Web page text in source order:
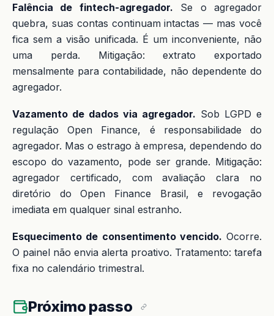
Falência de fintech-agregador. Se o agregador
quebra, suas contas continuam intactas — mas você
fica sem a visão unificada. É um inconveniente, não
uma perda. Mitigação: extrato exportado
mensalmente para contabilidade, não dependente do
agregador.
Vazamento de dados via agregador. Sob LGPD e
regulação Open Finance, é responsabilidade do
agregador. Mas o estrago à empresa, dependendo do
escopo do vazamento, pode ser grande. Mitigação:
agregador certificado, com avaliação clara no
diretório do Open Finance Brasil, e revogação
imediata em qualquer sinal estranho.
Esquecimento de consentimento vencido. Ocorre.
O painel não envia alerta proativo. Tratamento: tarefa
fixa no calendário trimestral.
Próximo passo